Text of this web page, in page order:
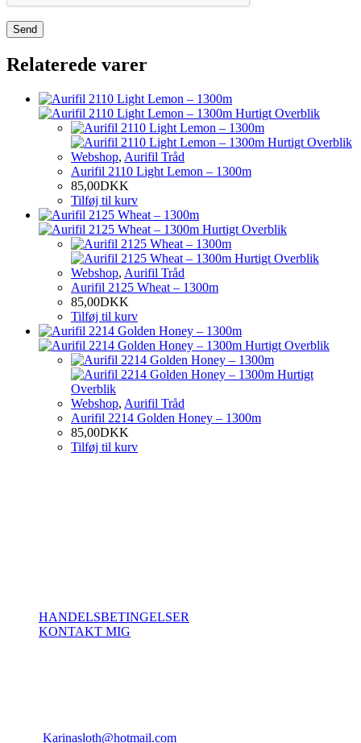
Relaterede varer
Hurtigt Overblik
Hurtigt Overblik
Webshop, Aurifil Tråd
Aurifil 2110 Light Lemon – 1300m
85,00DKK
Tilføj til kurv
Hurtigt Overblik
Hurtigt Overblik
Webshop, Aurifil Tråd
Aurifil 2125 Wheat – 1300m
85,00DKK
Tilføj til kurv
Hurtigt Overblik
Hurtigt
Overblik
Webshop, Aurifil Tråd
Aurifil 2214 Golden Honey – 1300m
85,00DKK
Tilføj til kurv
HANDELSBETINGELSER
KONTAKT MIG
Karinasloth@hotmail.com